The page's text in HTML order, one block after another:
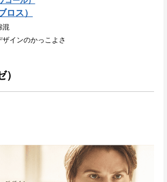
ロス）
混
ザインのかっこよさ